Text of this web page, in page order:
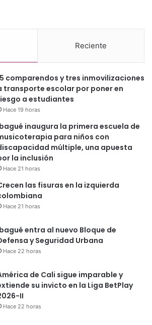
Reciente
comparendos y tres inmovilizaciones
transporte escolar por poner en
a estudiantes
Hace 19 horas
inaugura la primera escuela de
para niños con
múltiple, una apuesta
la inclusión
Hace 21 horas
las fisuras en la izquierda
Hace 21 horas
entra al nuevo Bloque de
y Seguridad Urbana
Hace 22 horas
de Cali sigue imparable y
su invicto en la Liga BetPlay
II
Hace 22 horas